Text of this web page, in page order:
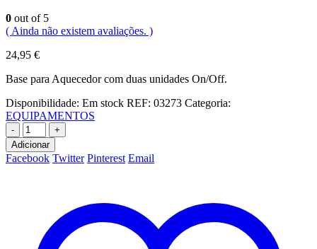
0 out of 5
( Ainda não existem avaliações. )
24,95 €
Base para Aquecedor com duas unidades On/Off.
Disponibilidade: Em stock REF: 03273 Categoria:
EQUIPAMENTOS
-
+
Adicionar
Facebook Twitter Pinterest Email